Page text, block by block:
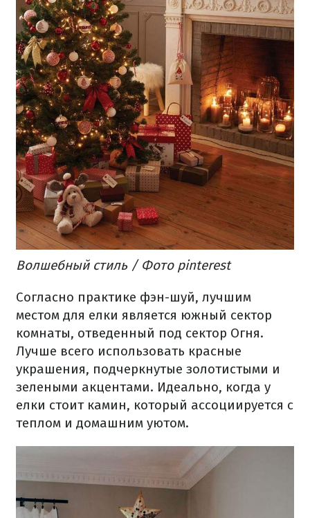
Волшебный стиль / Фото pinterest
Согласно практике фэн-шуй, лучшим
местом для елки является южный сектор
комнаты, отведенный под сектор Огня.
Лучше всего использовать красные
украшения, подчеркнутые золотистыми и
зелеными акцентами. Идеально, когда у
елки стоит камин, который ассоциируется с
теплом и домашним уютом.